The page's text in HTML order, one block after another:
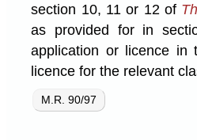
section 10, 11 or 12 of
as provided for in
application or licence
licence for the relevant
M.R. 90/97